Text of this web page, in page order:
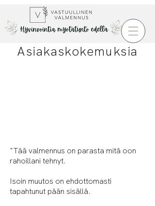
Asiakaskokemuksia
"Tää valmennus on parasta mitä oon
rahoillani tehnyt.
Isoin muutos on ehdottomasti
tapahtunut pään sisällä.